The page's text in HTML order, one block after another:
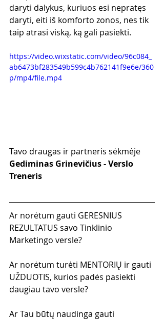
daryti dalykus, kuriuos esi nepratęs
daryti, eiti iš komforto zonos, nes tik
taip atrasi viską, ką gali pasiekti.
https://video.wixstatic.com/video/96c084_
ab6473bf283549b599c4b762141f9e6e/360
p/mp4/file.mp4
Tavo draugas ir partneris sėkmėje
Gediminas Grinevičius - Verslo
Treneris
Ar norėtum gauti GERESNIUS
REZULTATUS savo Tinklinio
Marketingo versle?
Ar norėtum turėti MENTORIŲ ir gauti
UŽDUOTIS, kurios padės pasiekti
daugiau tavo versle?
Ar Tau būtų naudinga gauti